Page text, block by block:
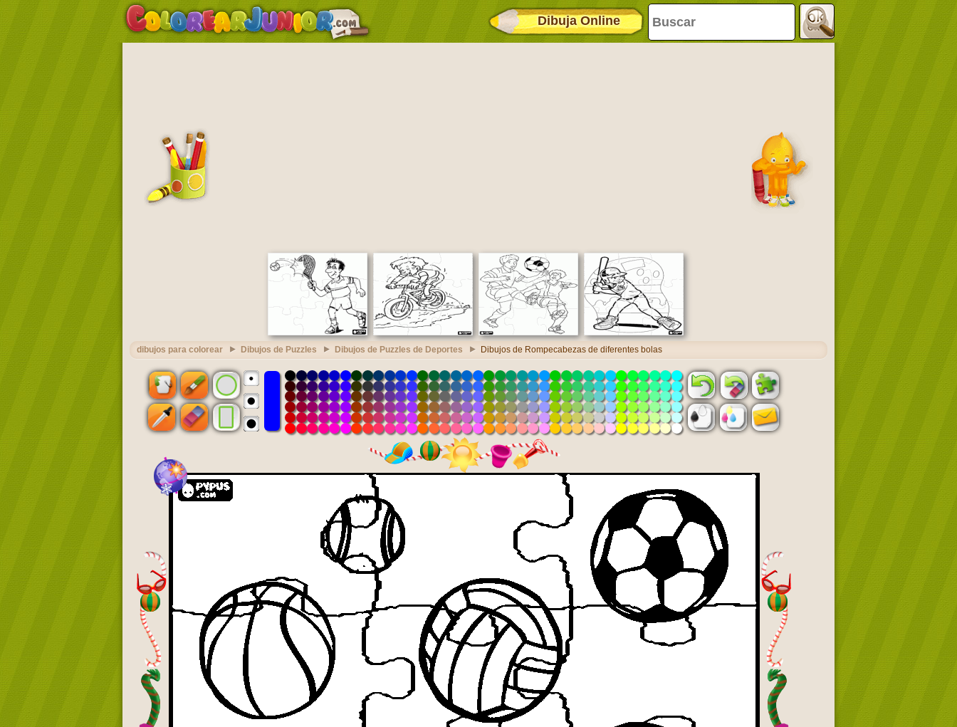
Dibuja Online
dibujos para colorear Dibujos de Puzzles Dibujos de Puzzles de Deportes Dibujos de Rompecabezas de diferentes bolas